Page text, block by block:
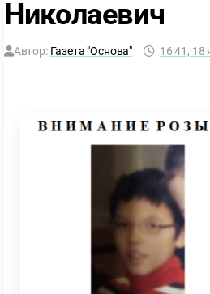
Николаевич
Автор: Газета "Основа" 16:41, 18